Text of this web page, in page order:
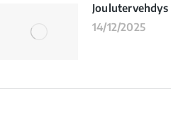
14/12/2025